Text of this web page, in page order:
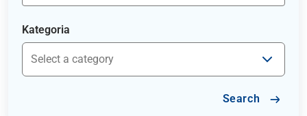
Kategoria
Search